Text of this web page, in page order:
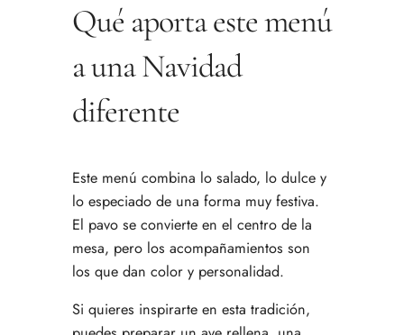
Qué aporta este menú
a una Navidad
diferente
Este menú combina lo salado, lo dulce y
lo especiado de una forma muy festiva.
El pavo se convierte en el centro de la
mesa, pero los acompañamientos son
los que dan color y personalidad.
Si quieres inspirarte en esta tradición,